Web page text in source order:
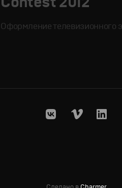
Оформление телевизионного